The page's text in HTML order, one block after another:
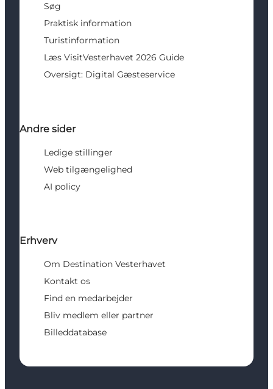
Søg
Praktisk information
Turistinformation
Læs VisitVesterhavet 2026 Guide
Oversigt: Digital Gæsteservice
Andre sider
Ledige stillinger
Web tilgængelighed
AI policy
Erhverv
Om Destination Vesterhavet
Kontakt os
Find en medarbejder
Bliv medlem eller partner
Billeddatabase